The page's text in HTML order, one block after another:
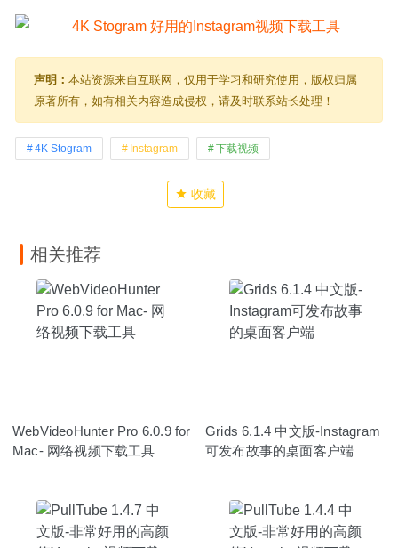
声明： 本站资源来自互联网，仅用于学习和研究使用，版权归属
原著所有，如有相关内容造成侵权，请及时联系站长处理！
4K Stogram Instagram 下载视频
收藏
相关推荐
WebVideoHunter Pro 6.0.9 for
Mac- 网络视频下载工具
Grids 6.1.4 中文版-Instagram
可发布故事的桌面客户端